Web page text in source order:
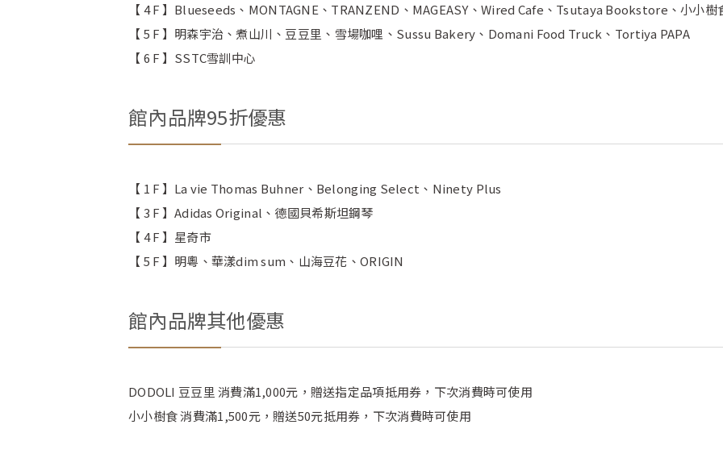
【 4 F 】Blueseeds、MONTAGNE、TRANZEND、MAGEASY、Wired Cafe、Tsutaya Bookstore、小小
【 5 F 】明森宇治、煮山川、豆豆里、雪場咖哩、Sussu Bakery、Domani Food Truck、Tortiya PAPA
【 6 F 】SSTC雪訓中心
館內品牌95折優惠
【 1 F 】La vie Thomas Buhner、Belonging Select、Ninety Plus
【 3 F 】Adidas Original、德國貝希斯坦鋼琴
【 4 F 】星奇市
【 5 F 】明粵、華漾dim sum、山海豆花、ORIGIN
館內品牌其他優惠
DODOLI 豆豆里 消費滿1,000元，贈送指定品項抵用券，下次消費時可使用
小小樹食 消費滿1,500元，贈送50元抵用券，下次消費時可使用